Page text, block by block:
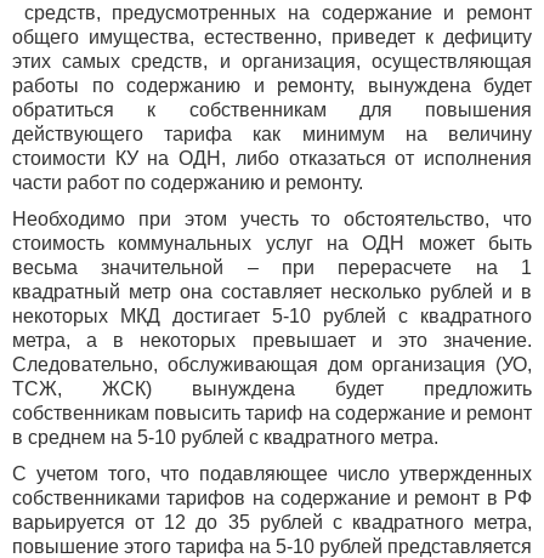
средств, предусмотренных на содержание и ремонт
общего имущества, естественно, приведет к дефициту
этих самых средств, и организация, осуществляющая
работы по содержанию и ремонту, вынуждена будет
обратиться к собственникам для повышения
действующего тарифа как минимум на величину
стоимости КУ на ОДН, либо отказаться от исполнения
части работ по содержанию и ремонту.
Необходимо при этом учесть то обстоятельство, что
стоимость коммунальных услуг на ОДН может быть
весьма значительной – при перерасчете на 1
квадратный метр она составляет несколько рублей и в
некоторых МКД достигает 5-10 рублей с квадратного
метра, а в некоторых превышает и это значение.
Следовательно, обслуживающая дом организация (УО,
ТСЖ, ЖСК) вынуждена будет предложить
собственникам повысить тариф на содержание и ремонт
в среднем на 5-10 рублей с квадратного метра.
С учетом того, что подавляющее число утвержденных
собственниками тарифов на содержание и ремонт в РФ
варьируется от 12 до 35 рублей с квадратного метра,
повышение этого тарифа на 5-10 рублей представляется